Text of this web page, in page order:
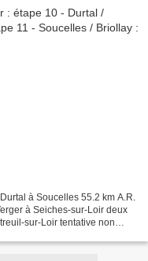
à Soucelles 55.2 km A.R.
à Seiches-sur-Loir deux
sur-Loir tentative non